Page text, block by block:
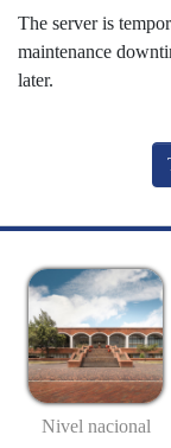
The server is
maintenance
later.
Nivel nacional